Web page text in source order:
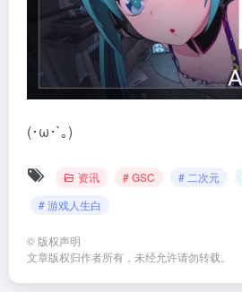
(･ω･`｡)
资讯 # GSC # 二次元
# 游戏人生白
© 版权声明
文章版权归作者所有，未经允许请勿转载。